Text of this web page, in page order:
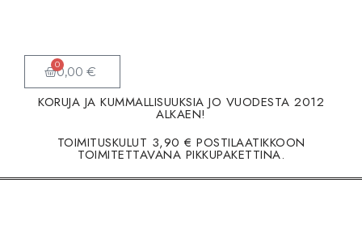
0,00 €
0
KORUJA JA KUMMALLISUUKSIA JO VUODESTA 2012
ALKAEN!
TOIMITUSKULUT 3,90 € POSTILAATIKKOON
TOIMITETTAVANA PIKKUPAKETTINA.